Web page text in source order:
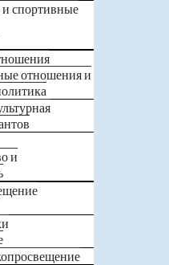
и спортивные
отношения и
и